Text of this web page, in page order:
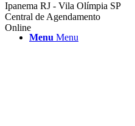
Menu Menu
Ipanema RJ - Vila Olímpia SP
Central de Agendamento
Online